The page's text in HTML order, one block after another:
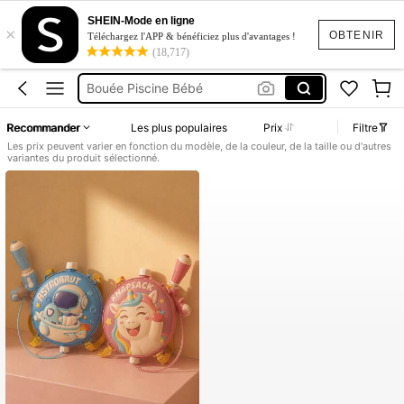
OBTENIR
×
SHEIN-Mode en ligne
Téléchargez l'APP & bénéficiez plus d'avantages !
(18,717)
Jeux Piscine
Bouee Piscine Bébé
Pistolet à Eau
Bouée Piscine Bébé
Jeux Piscine
Bouee Piscine Bébé
Recommander Les plus populaires Prix Filtre
Les prix peuvent varier en fonction du modèle, de la couleur, de la taille ou d'autres
variantes du produit sélectionné.